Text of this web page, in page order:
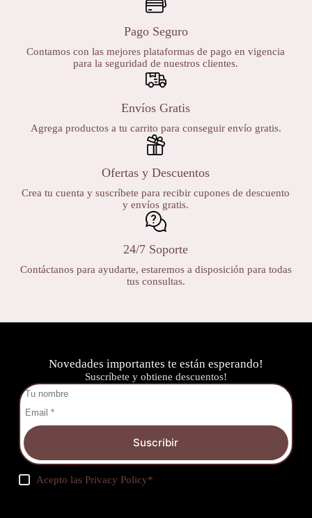
Pago Seguro
Contamos con las mejores plataformas de pago en vigencia
para la seguridad de nuestros clientes.
Envíos Gratis
Agrega productos a tu carrito para conseguir envío gratis.
Ofertas y Descuentos
Crea tu cuenta y suscríbete para recibir cupones de descuento
y envíos gratis.
24/7 Soporte
Contáctanos para ayudarte, estaremos a disposición para todas
tus consultas.
Novedades importantes te están esperando!
Suscríbete y obtiene descuentos!
Suscribir
Acepto lasPrivacy Policy*